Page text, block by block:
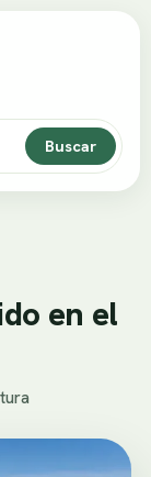
Buscar
en el